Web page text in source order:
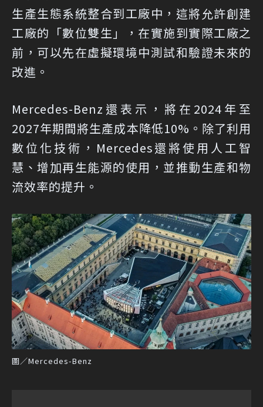
生產生態系統整合到工廠中，這將允許創建
工廠的「數位雙生」，在實施到實際工廠之
前，可以先在虛擬環境中測試和驗證未來的
改進。
Mercedes-Benz還表示，將在2024年至
2027年期間將生產成本降低10%。除了利用
數位化技術，Mercedes還將使用人工智
慧、增加再生能源的使用，並推動生產和物
流效率的提升。
圖／Mercedes-Benz